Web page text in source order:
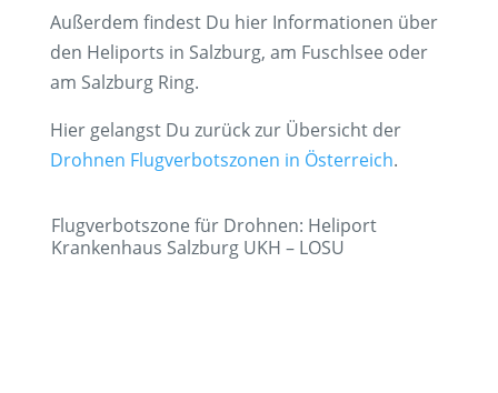
Außerdem findest Du hier Informationen über
den Heliports in Salzburg, am Fuschlsee oder
am Salzburg Ring.
Hier gelangst Du zurück zur Übersicht der
Drohnen Flugverbotszonen in Österreich.
Flugverbotszone für Drohnen: Heliport
Krankenhaus Salzburg UKH – LOSU